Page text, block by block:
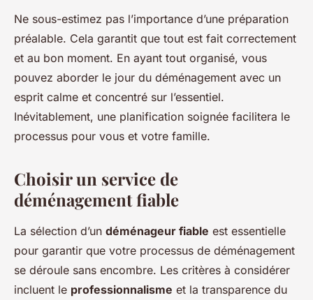
Ne sous-estimez pas l’importance d’une préparation
préalable. Cela garantit que tout est fait correctement
et au bon moment. En ayant tout organisé, vous
pouvez aborder le jour du déménagement avec un
esprit calme et concentré sur l’essentiel.
Inévitablement, une planification soignée facilitera le
processus pour vous et votre famille.
Choisir un service de
déménagement fiable
La sélection d’un déménageur fiable est essentielle
pour garantir que votre processus de déménagement
se déroule sans encombre. Les critères à considérer
incluent le professionnalisme et la transparence du